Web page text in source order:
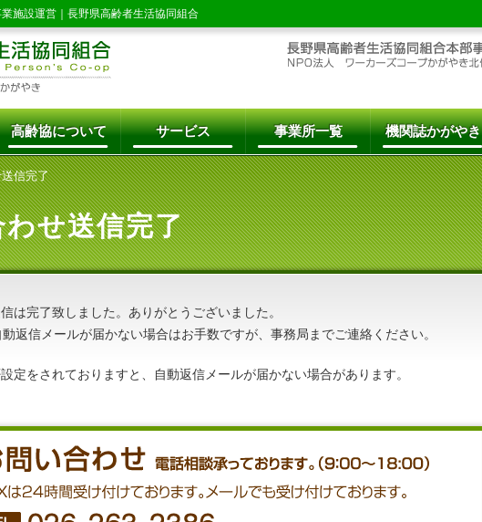
施設運営｜ 長野県高齢者生活協同組合
高齢協について サービス 事業所一覧 機関誌かがやき
信完了
せ送信完了
は完了致しました。ありがとうございました。
返信メールが届かない場合はお手数ですが、事務局までご連絡ください。
定をされておりますと、自動返信メールが届かない場合があります。